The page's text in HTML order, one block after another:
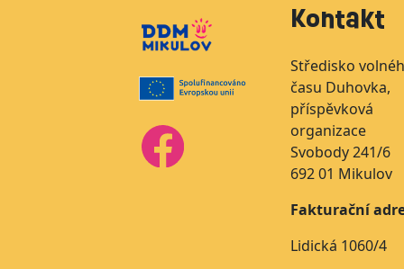
Kontakt
Středisko
času Duhovka,
příspěvková
organizace
Svobody 241/6
692 01 Mikulov
Fakturační
Lidická 1060/4